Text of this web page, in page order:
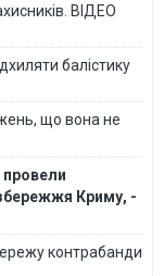
ВІДЕО
балістику
що вона не
Криму, -
контрабанди